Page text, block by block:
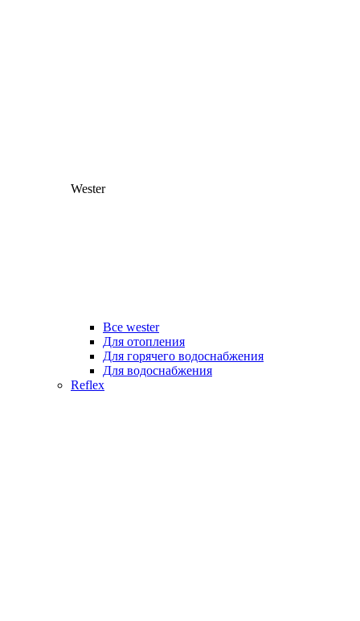
Wester
Все wester
Для отопления
Для горячего водоснабжения
Для водоснабжения
Reflex